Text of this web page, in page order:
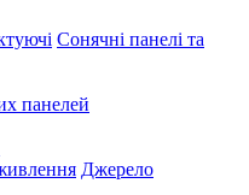
Сонячні панелі та
панелей
Джерело